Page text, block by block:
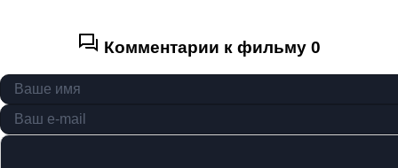
Комментарии к фильму 0